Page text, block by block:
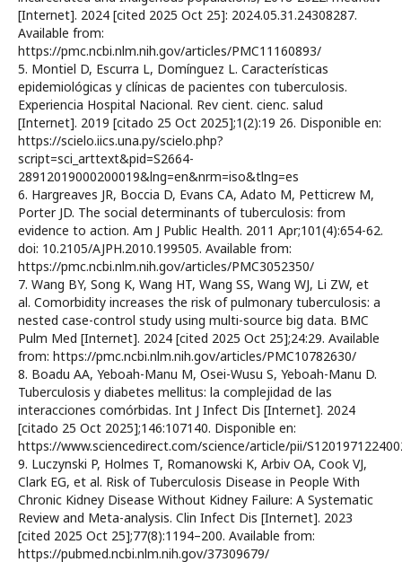
[Internet]. 2024 [cited 2025 Oct 25]: 2024.05.31.24308287.
Available from:
https://pmc.ncbi.nlm.nih.gov/articles/PMC11160893/
5. Montiel D, Escurra L, Domínguez L. Características
epidemiológicas y clínicas de pacientes con tuberculosis.
Experiencia Hospital Nacional. Rev cient. cienc. salud
[Internet]. 2019 [citado 25 Oct 2025];1(2):19 26. Disponible en:
https://scielo.iics.una.py/scielo.php?
script=sci_arttext&pid=S2664-
28912019000200019&lng=en&nrm=iso&tlng=es
6. Hargreaves JR, Boccia D, Evans CA, Adato M, Petticrew M,
Porter JD. The social determinants of tuberculosis: from
evidence to action. Am J Public Health. 2011 Apr;101(4):654-62.
doi: 10.2105/AJPH.2010.199505. Available from:
https://pmc.ncbi.nlm.nih.gov/articles/PMC3052350/
7. Wang BY, Song K, Wang HT, Wang SS, Wang WJ, Li ZW, et
al. Comorbidity increases the risk of pulmonary tuberculosis: a
nested case-control study using multi-source big data. BMC
Pulm Med [Internet]. 2024 [cited 2025 Oct 25];24:29. Available
from: https://pmc.ncbi.nlm.nih.gov/articles/PMC10782630/
8. Boadu AA, Yeboah-Manu M, Osei-Wusu S, Yeboah-Manu D.
Tuberculosis y diabetes mellitus: la complejidad de las
interacciones comórbidas. Int J Infect Dis [Internet]. 2024
[citado 25 Oct 2025];146:107140. Disponible en:
https://www.sciencedirect.com/science/article/pii/
9. Luczynski P, Holmes T, Romanowski K, Arbiv OA, Cook VJ,
Clark EG, et al. Risk of Tuberculosis Disease in People With
Chronic Kidney Disease Without Kidney Failure: A Systematic
Review and Meta-analysis. Clin Infect Dis [Internet]. 2023
[cited 2025 Oct 25];77(8):1194–200. Available from:
https://pubmed.ncbi.nlm.nih.gov/37309679/